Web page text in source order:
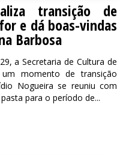
transição de
e dá boas-vindas
Barbosa
a Secretaria de Cultura de
um momento de transição
Nogueira se reuniu com
para o período de...